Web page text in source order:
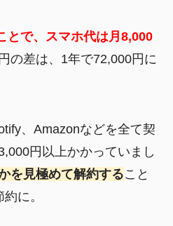
とで、スマホ代は月8,000
の差は、1年で72,000円に
、Amazonなどを全て契
円以上かかっていまし
を見極めて解約すること
に。